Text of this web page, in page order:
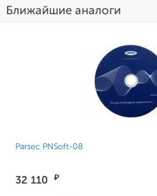
Ближайшие аналоги
Parsec PNSoft-08
32 110 ₽